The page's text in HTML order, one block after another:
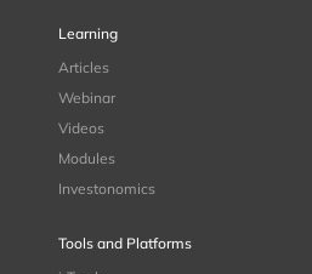
Learning
Articles
Webinar
Videos
Modules
Investonomics
Tools and Platforms